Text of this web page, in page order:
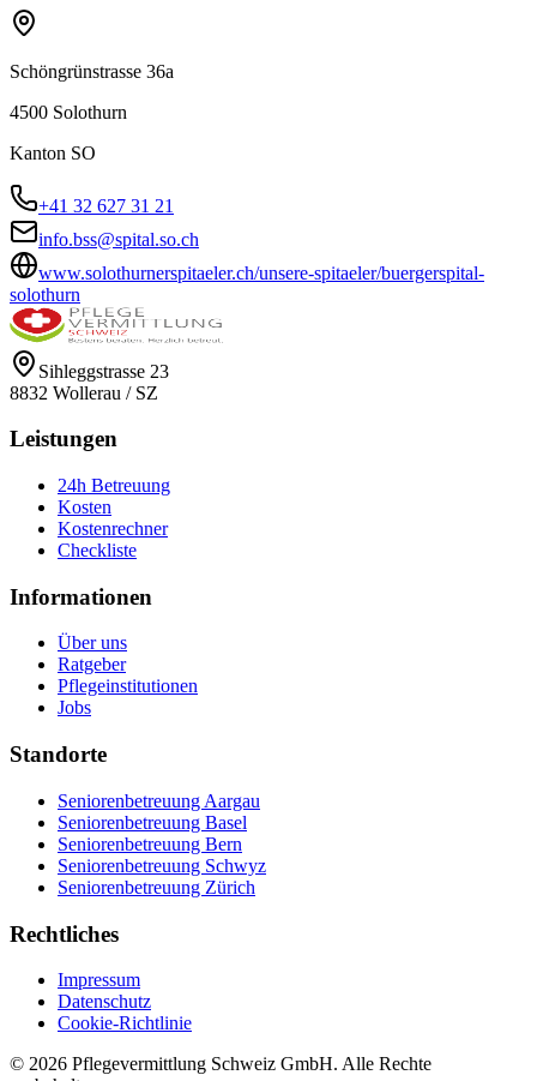
Schöngrünstrasse 36a
4500 Solothurn
Kanton SO
+41 32 627 31 21
info.bss@spital.so.ch
www.solothurnerspitaeler.ch/unsere-spitaeler/buergerspital-
solothurn
Sihleggstrasse 23
8832 Wollerau / SZ
Leistungen
24h Betreuung
Kosten
Kostenrechner
Checkliste
Informationen
Über uns
Ratgeber
Pflegeinstitutionen
Jobs
Standorte
Seniorenbetreuung Aargau
Seniorenbetreuung Basel
Seniorenbetreuung Bern
Seniorenbetreuung Schwyz
Seniorenbetreuung Zürich
Rechtliches
Impressum
Datenschutz
Cookie-Richtlinie
© 2026 Pflegevermittlung Schweiz GmbH. Alle Rechte